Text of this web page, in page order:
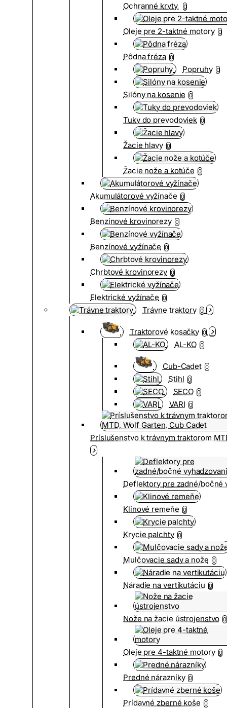
Ochranné kryty 0
Oleje pre 2-taktné motory 0
Pôdna fréza 0
Popruhy 0
Silóny na kosenie 0
Tuky do prevodoviek 0
Žacie hlavy 0
Žacie nože a kotúče 0
Akumulátorové vyžínače 0
Benzínové krovinorezy 0
Benzínové vyžínače 0
Chrbtové krovinorezy 0
Elektrické vyžínače 0
Trávne traktory 0
Traktorové kosačky 0
AL-KO 0
Cub-Cadet 0
Stihl 0
SECO 0
VARI 0
Príslušenstvo k trávnym traktorom
Deflektory pre zadné/bočné
Klinové remeňe 0
Krycie palchty 0
Mulčovacie sady a nože 0
Náradie na vertikutáciu 0
Nože na žacie ústrojenstvo 0
Oleje pre 4-taktné motory 0
Predné nárazníky 0
Prídavné zberné koše 0